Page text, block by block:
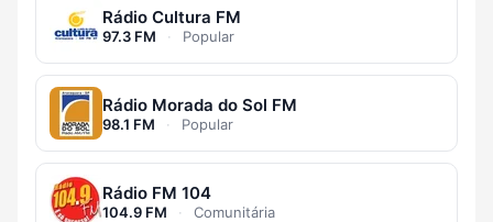
Rádio Cultura FM
97.3 FM · Popular
Rádio Morada do Sol FM
98.1 FM · Popular
Rádio FM 104
104.9 FM · Comunitária